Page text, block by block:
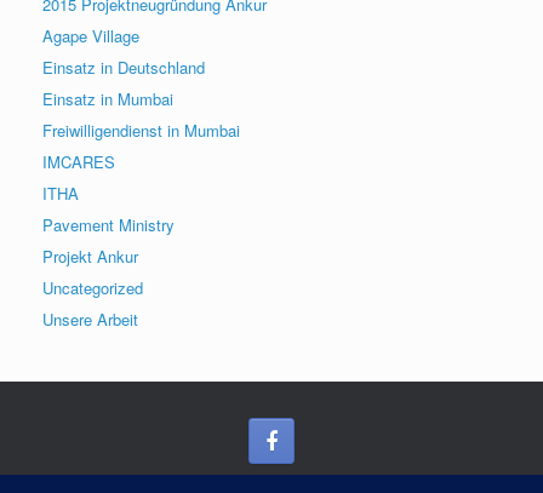
Agape Village
Einsatz in Deutschland
Einsatz in Mumbai
Freiwilligendienst in Mumbai
IMCARES
ITHA
Pavement Ministry
Projekt Ankur
Uncategorized
Unsere Arbeit